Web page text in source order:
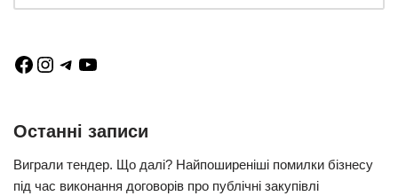
Останні записи
Виграли тендер. Що далі? Найпоширеніші помилки бізнесу
під час виконання договорів про публічні закупівлі